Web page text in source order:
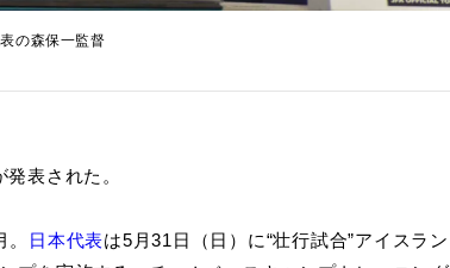
の森保一監督
表された。
日本代表は5月31日（日）に“壮行試合”アイスラン